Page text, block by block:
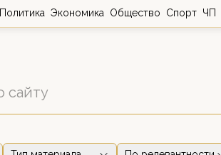
Политика Экономика Общество Спорт ЧП